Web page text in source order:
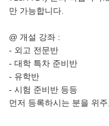
만 가능합니다.
@ 개설 강좌 :
- 외고 전문반
- 대학 특차 준비반
- 유학반
- 시험 준비반 등등
먼저 등록하시는 분을 위